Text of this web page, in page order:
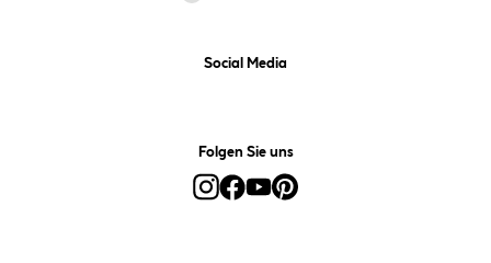
Social Media
Folgen Sie uns